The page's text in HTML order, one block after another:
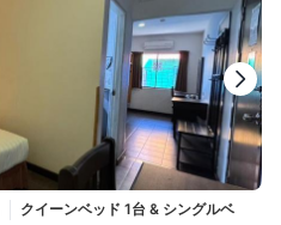
クイーンベッド 1台 & シングルベ